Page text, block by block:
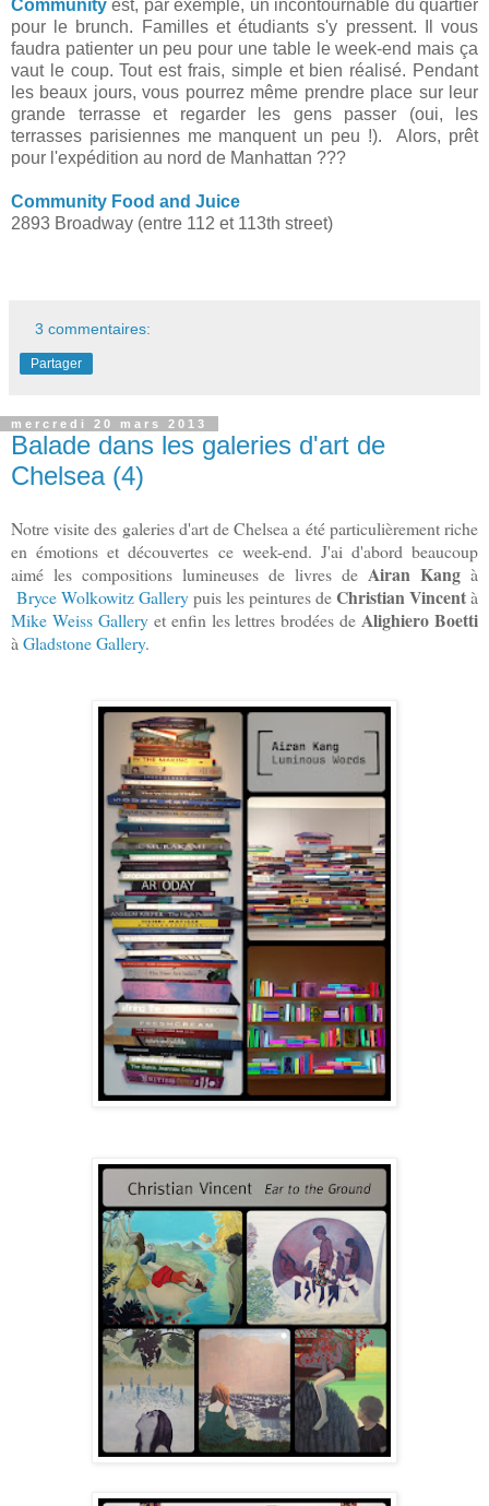
Community est, par exemple, un incontournable du quartier
pour le brunch. Familles et étudiants s'y pressent. Il vous
faudra patienter un peu pour une table le week-end mais ça
vaut le coup. Tout est frais, simple et bien réalisé. Pendant
les beaux jours, vous pourrez même prendre place sur leur
grande terrasse et regarder les gens passer (oui, les
terrasses parisiennes me manquent un peu !). Alors, prêt
pour l'expédition au nord de Manhattan ???
Community Food and Juice
2893 Broadway (entre 112 et 113th street)
3 commentaires:
Partager
mercredi 20 mars 2013
Balade dans les galeries d'art de
Chelsea (4)
Notre visite des galeries d'art de Chelsea a été particulièrement riche
en émotions et découvertes ce week-end. J'ai d'abord beaucoup
aimé les compositions lumineuses de livres de Airan Kang à
Bryce Wolkowitz Gallerypuis les peintures deChristian Vincentà
Mike Weiss Galleryet enfin les lettres brodées de Alighiero Boetti
à Gladstone Gallery.